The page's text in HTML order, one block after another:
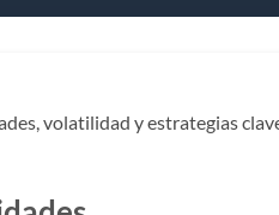
volatilidad y estrategias